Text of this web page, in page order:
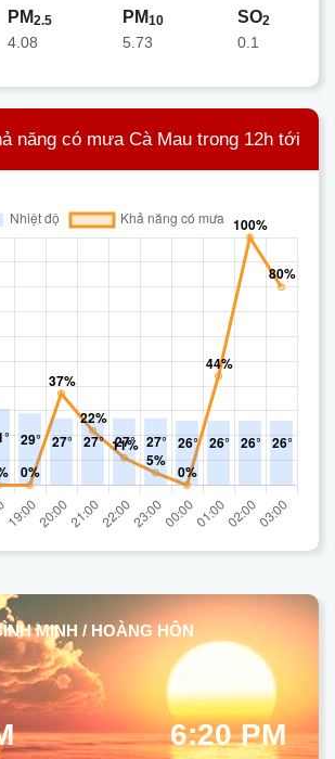
PM2.5
4.08
PM10
5.73
SO2
0.1
năng có mưa Cà Mau trong 12h tới
MINH / HOÀNG HÔN
6:20 PM